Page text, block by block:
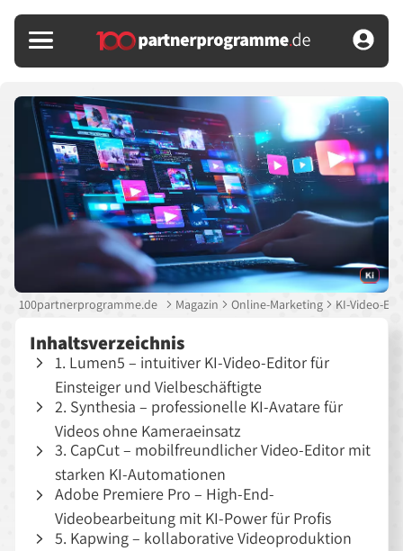
100partnerprogramme.de Magazin Online-Marketing KI-Video-
Inhaltsverzeichnis
1. Lumen5 – intuitiver KI-Video-Editor für
Einsteiger und Vielbeschäftigte
2. Synthesia – professionelle KI-Avatare für
Videos ohne Kameraeinsatz
3. CapCut – mobilfreundlicher Video-Editor mit
starken KI-Automationen
Adobe Premiere Pro – High-End-
Videobearbeitung mit KI-Power für Profis
5. Kapwing – kollaborative Videoproduktion